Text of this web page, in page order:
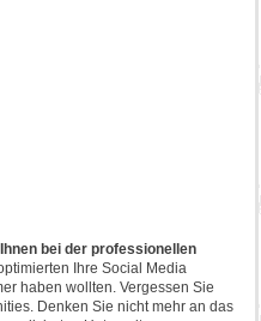
bei der professionellen
Ihre Social Media
haben wollten. Vergessen Sie
Denken Sie nicht mehr an das